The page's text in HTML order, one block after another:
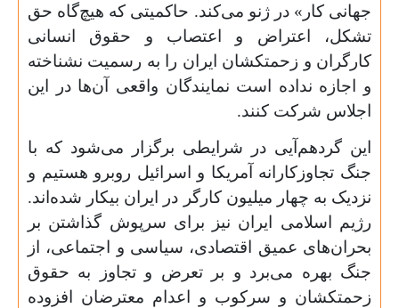
جهانی کار» در ژنو می‌کند. حاکمیتی که هیچ‌گاه حق
تشکل، اعتراض و اعتصاب و حقوق انسانی
کارگران و زحمتکشان ایران را به رسمیت نشناخته
و اجازه نداده است نمایندگان واقعی آن‌ها در این
اجلاس شرکت کنند.
این گردهم‌آیی در شرایطی برگزار می‌شود که با
جنگ تجاوزکارانه آمریکا و اسرائیل روبرو هستیم و
نزدیک به چهار میلیون کارگر در ایران بیکار شده‌اند.
رژیم اسلامی ایران نیز برای سرپوش گذاشتن بر
بحران‌های عمیق اقتصادی، سیاسی و اجتماعی، از
جنگ بهره می‌برد و بر تعرض و تجاوز به حقوق
زحمتکشان و سرکوب و اعدام معترضان افزوده